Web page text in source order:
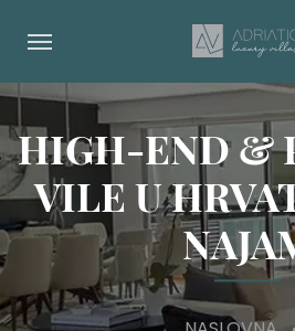
HIGH-END &
VILE U